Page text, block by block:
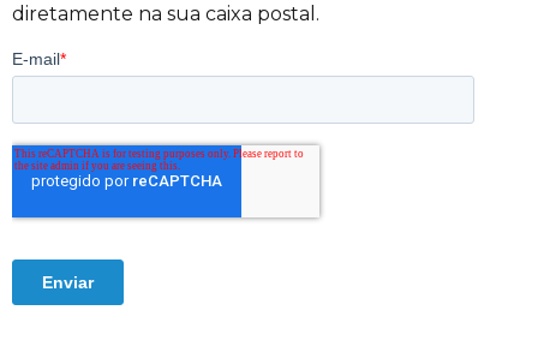
diretamente na sua caixa postal.